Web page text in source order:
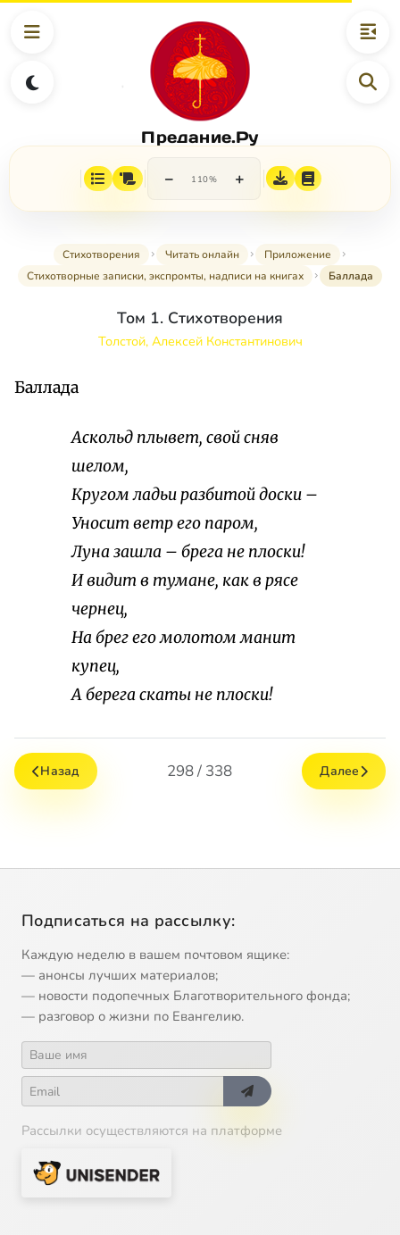
Предание.Ру
− 110% +
Стихотворения Читать онлайн
Приложение
Стихотворные записки, экспромты, надписи на книгах
Баллада
Том 1. Стихотворения
Толстой, Алексей Константинович
Баллада
Аскольд плывет, свой сняв
шелом,
Кругом ладьи разбитой доски –
Уносит ветр его паром,
Луна зашла – брега не плоски!
И видит в тумане, как в рясе
чернец,
На брег его молотом манит
купец,
А берега скаты не плоски!
Назад 298 / 338 Далее
Подписаться на рассылку:
Каждую неделю в вашем почтовом ящике:
— анонсы лучших материалов;
— новости подопечных Благотворительного фонда;
— разговор о жизни по Евангелию.
Рассылки осуществляются на платформе